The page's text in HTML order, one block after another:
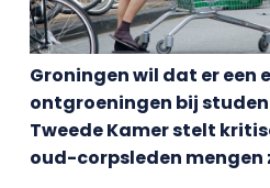
Groningen wil dat er een
ontgroeningen bij
Tweede Kamer stelt
oud-corpsleden mengen